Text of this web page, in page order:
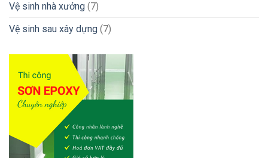
Vệ sinh nhà xưởng (7)
Vệ sinh sau xây dựng (7)